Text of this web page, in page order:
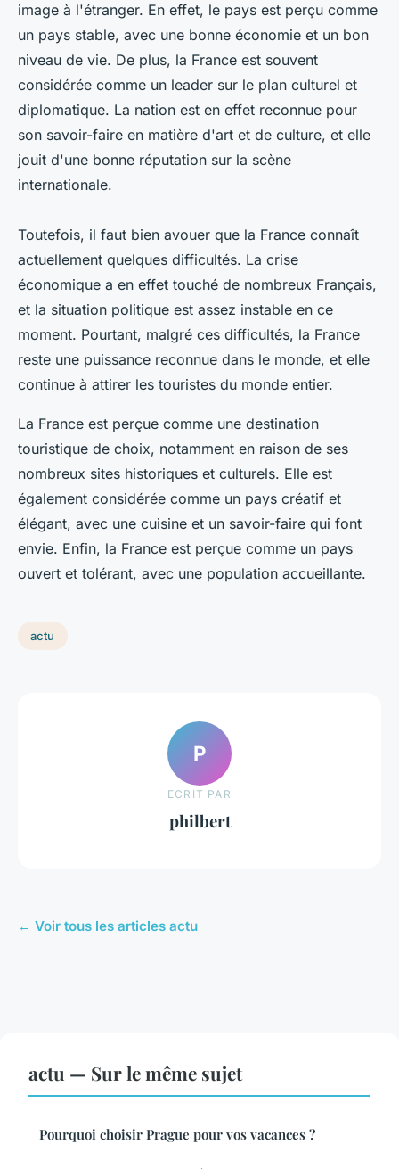
image à l'étranger. En effet, le pays est perçu comme
un pays stable, avec une bonne économie et un bon
niveau de vie. De plus, la France est souvent
considérée comme un leader sur le plan culturel et
diplomatique. La nation est en effet reconnue pour
son savoir-faire en matière d'art et de culture, et elle
jouit d'une bonne réputation sur la scène
internationale.
Toutefois, il faut bien avouer que la France connaît
actuellement quelques difficultés. La crise
économique a en effet touché de nombreux Français,
et la situation politique est assez instable en ce
moment. Pourtant, malgré ces difficultés, la France
reste une puissance reconnue dans le monde, et elle
continue à attirer les touristes du monde entier.
La France est perçue comme une destination
touristique de choix, notamment en raison de ses
nombreux sites historiques et culturels. Elle est
également considérée comme un pays créatif et
élégant, avec une cuisine et un savoir-faire qui font
envie. Enfin, la France est perçue comme un pays
ouvert et tolérant, avec une population accueillante.
actu
P
ECRIT PAR
philbert
← Voir tous les articles actu
actu — Sur le même sujet
Pourquoi choisir Prague pour vos vacances ?